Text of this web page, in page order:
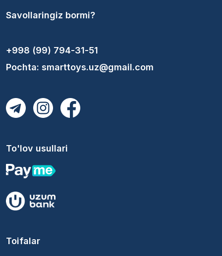
Savollaringiz bormi?
+998 (99) 794-31-51
Pochta: smarttoys.uz@gmail.com
To'lov usullari
Toifalar